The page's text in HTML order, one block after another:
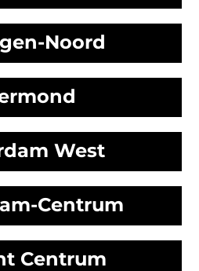
Noord
West
Centrum
Centrum